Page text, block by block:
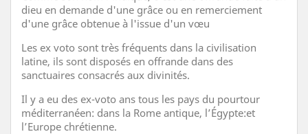
dieu en demande d'une grâce ou en remerciement
d'une grâce obtenue à l'issue d'un vœu
Les ex voto sont très fréquents dans la civilisation
latine, ils sont disposés en offrande dans des
sanctuaires consacrés aux divinités.
Il y a eu des ex-voto ans tous les pays du pourtour
méditerranéen: dans la Rome antique, l’Égypte:et
l’Europe chrétienne.